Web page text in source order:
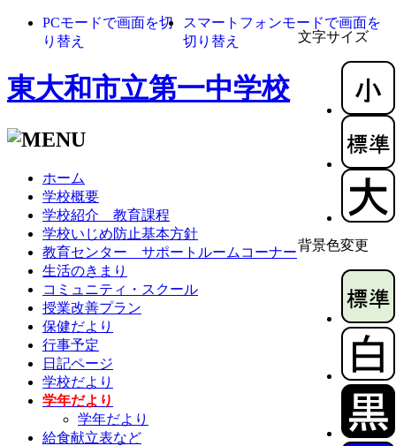
文字サイズ
背景色変更
PCモードで画面を切
り替え
スマートフォンモードで画面を
切り替え
東大和市立第一中学校
ホーム
学校概要
学校紹介 教育課程
学校いじめ防止基本方針
教育センター サポートルームコーナー
生活のきまり
コミュニティ・スクール
授業改善プラン
保健だより
行事予定
日記ページ
学校だより
学年だより
学年だより
給食献立表など